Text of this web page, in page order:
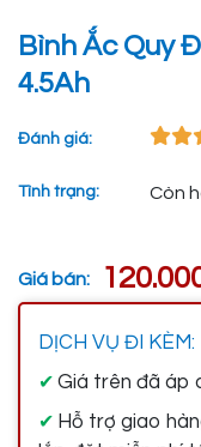
Bình Ắc Quy
4.5Ah
Đánh giá:
Tình trạng: Còn
Giá bán:
DỊCH VỤ ĐI KÈM:
✔ Giá trên đã áp
✔ Hỗ trợ giao